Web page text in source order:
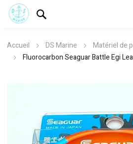
Accueil DS Marine Matériel de
Fluorocarbon Seaguar Battle Egi